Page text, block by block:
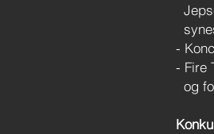
-
- Fire
og